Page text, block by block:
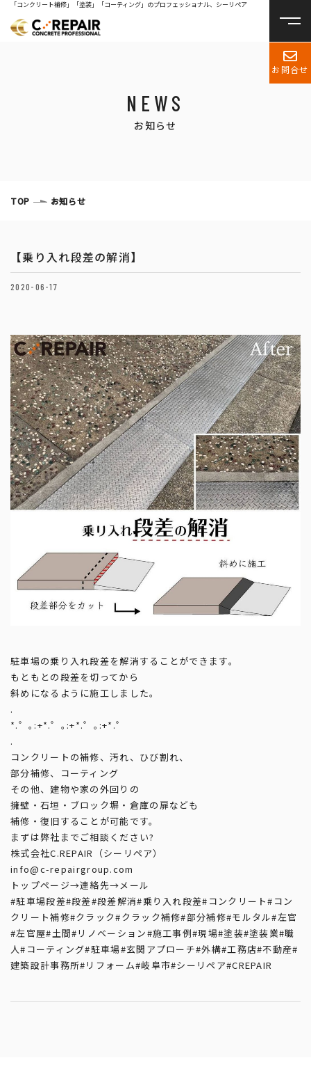
「コンクリート補修」「塗装」「コーティング」のプロフェッショナル、シーリペア
お問合せ
NEWS
お知らせ
TOP お知らせ
【乗り入れ段差の解消】
2020-06-17
駐車場の乗り入れ段差を解消することができます。
もともとの段差を切ってから
斜めになるように施工しました。
.
*.゜｡:+*.゜｡:+*.゜｡:+*.゜
.
コンクリートの補修、汚れ、ひび割れ、
部分補修、コーティング
その他、建物や家の外回りの
擁壁・石垣・ブロック塀・倉庫の扉なども
補修・復旧することが可能です。
まずは弊社までご相談ください?
株式会社C.REPAIR（シーリペア）
info@c-repairgroup.com
トップページ→連絡先→メール
#駐車場段差#段差#段差解消#乗り入れ段差#コンクリート#コン
クリート補修#クラック#クラック補修#部分補修#モルタル#左官
#左官屋#土間#リノベーション#施工事例#現場#塗装#塗装業#職
人#コーティング#駐車場#玄関アプローチ#外構#工務店#不動産#
建築設計事務所#リフォーム#岐阜市#シーリペア#CREPAIR